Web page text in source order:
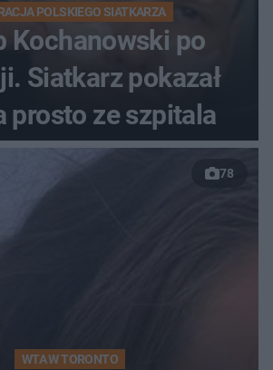
POLSKIEGO SIATKARZA
Kochanowski po
Siatkarz pokazał
prosto ze szpitala
78
WTA W TORONTO